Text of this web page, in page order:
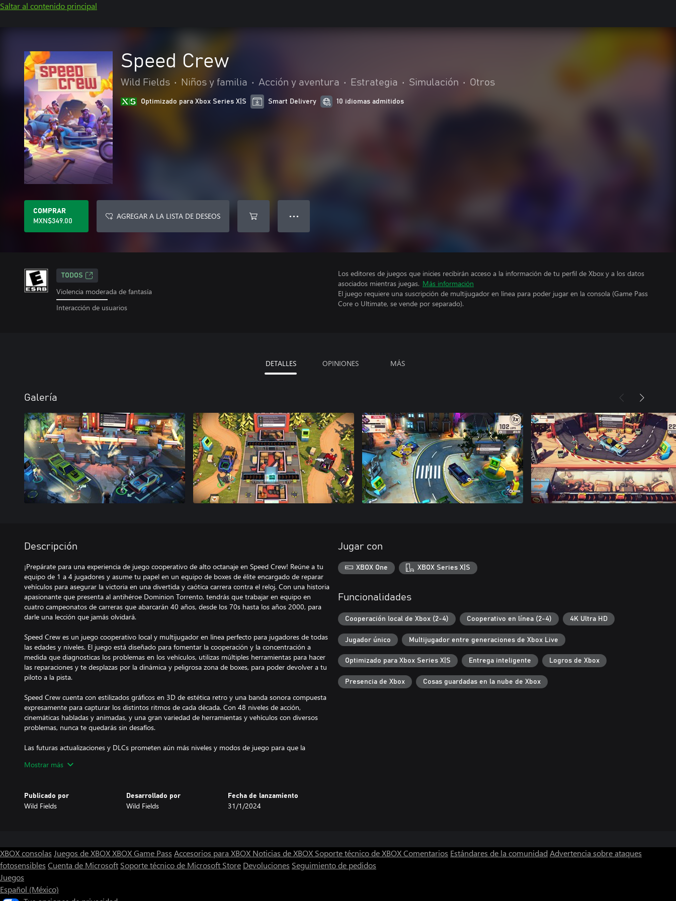
Saltar al contenido principal
Speed Crew
Wild Fields • Niños y familia • Acción y aventura • Estrategia • Simulación • Otros
Optimizado para Xbox Series X|S Smart Delivery 10 idiomas admitidos
COMPRAR
MXN$349.00
AGREGAR A LA LISTA DE DESEOS ● ● ●
TODOS
Violencia moderada de fantasía
Interacción de usuarios
Los editores de juegos que inicies recibirán acceso a la información de tu perfil de Xbox y a los datos
asociados mientras juegas. Más información
El juego requiere una suscripción de multijugador en línea para poder jugar en la consola (Game Pass
Core o Ultimate, se vende por separado).
DETALLES OPINIONES MÁS
Galería
Descripción
¡Prepárate para una experiencia de juego cooperativo de alto octanaje en Speed Crew! Reúne a tu
equipo de 1 a 4 jugadores y asume tu papel en un equipo de boxes de élite encargado de reparar
vehículos para asegurar la victoria en una divertida y caótica carrera contra el reloj. Con una historia
apasionante que presenta al antihéroe Dominion Torrento, tendrás que trabajar en equipo en
cuatro campeonatos de carreras que abarcarán 40 años, desde los 70s hasta los años 2000, para
darle una lección que jamás olvidará.
Speed Crew es un juego cooperativo local y multijugador en línea perfecto para jugadores de todas
las edades y niveles. El juego está diseñado para fomentar la cooperación y la concentración a
medida que diagnosticas los problemas en los vehículos, utilizas múltiples herramientas para hacer
las reparaciones y te desplazas por la dinámica y peligrosa zona de boxes, para poder devolver a tu
piloto a la pista.
Speed Crew cuenta con estilizados gráficos en 3D de estética retro y una banda sonora compuesta
expresamente para capturar los distintos ritmos de cada década. Con 48 niveles de acción,
cinemáticas habladas y animadas, y una gran variedad de herramientas y vehículos con diversos
problemas, nunca te quedarás sin desafíos.
Las futuras actualizaciones y DLCs prometen aún más niveles y modos de juego para que la
en equipo para convertirte en el equipo de boxes supremo.
Mostrar más
Publicado por
Wild Fields
Desarrollado por
Wild Fields
Fecha de lanzamiento
31/1/2024
Jugar con
XBOX One XBOX Series X|S
Funcionalidades
Cooperación local de Xbox (2-4) Cooperativo en línea (2-4) 4K Ultra HD
Jugador único Multijugador entre generaciones de Xbox Live
Optimizado para Xbox Series X|S Entrega inteligente Logros de Xbox
Presencia de Xbox Cosas guardadas en la nube de Xbox
XBOX consolas Juegos de XBOXXBOX Game Pass Accesorios para XBOX Noticias de XBOX Soporte técnico de XBOXComentarios Estándares de la comunidad Advertencia sobre ataques
fotosensibles Cuenta de Microsoft Soporte técnico de Microsoft Store Devoluciones Seguimiento de pedidos
Juegos
Español (México)